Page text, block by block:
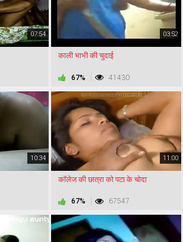
07:54 03:52
काली भाभी की चुदाई
67% 41430
10:34 11:00
कॉलेज की छात्रा को पटा के चोदा
67% 67547